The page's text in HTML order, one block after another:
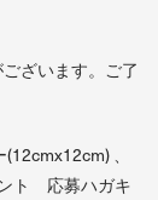
ざいます。ご了
、
ト 応募ハガキ